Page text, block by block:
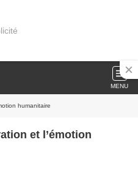
MENU
humanitaire
et l’émotion